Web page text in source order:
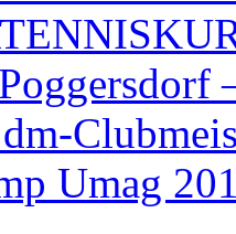
Umag